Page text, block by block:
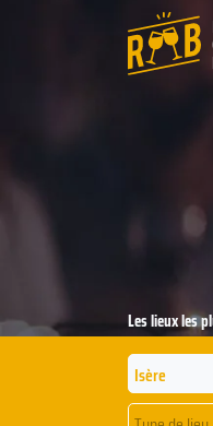
Les lieux les